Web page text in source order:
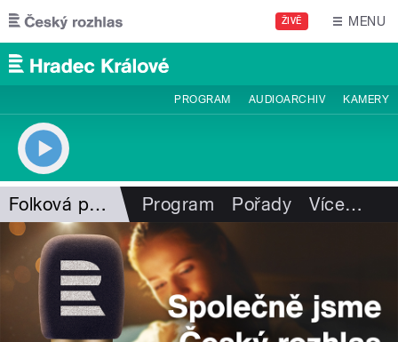
Přejít k hlavnímu obsahu
ŽIVĚ MENU
PROGRAM AUDIOARCHIV KAMERY
Folková pohlazení Program Pořady Více…